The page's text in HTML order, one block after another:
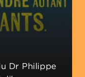
Dr Philippe